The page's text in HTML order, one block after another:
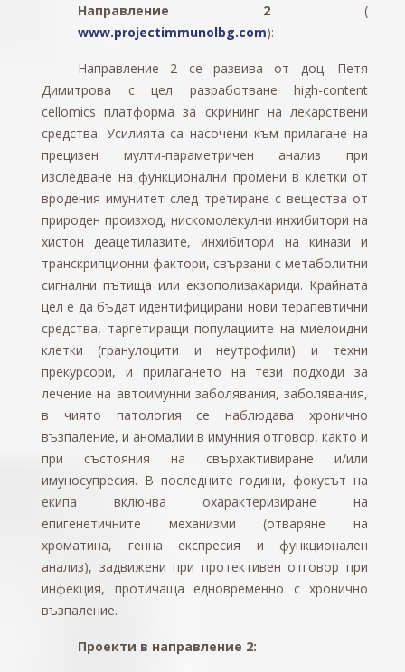
Направление 2 (
www.projectimmunolbg.com):
Направление 2 се развива от доц. Петя
Димитрова с цел разработване high-content
cellomics платформа за скрининг на лекарствени
средства. Усилията са насочени към прилагане на
прецизен мулти-параметричен анализ при
изследване на функционални промени в клетки от
вродения имунитет след третиране с вещества от
природен произход, нискомолекулни инхибитори на
хистон деацетилазите, инхибитори на кинази и
транскрипционни фактори, свързани с метаболитни
сигнални пътища или екзополизахариди. Крайната
цел е да бъдат идентифицирани нови терапевтични
средства, таргетиращи популациите на миелоидни
клетки (гранулоцити и неутрофили) и техни
прекурсори, и прилагането на тези подходи за
лечение на автоимунни заболявания, заболявания,
в чиято патология се наблюдава хронично
възпаление, и аномалии в имунния отговор, както и
при състояния на свърхактивиране и/или
имуносупресия. В последните години, фокусът на
екипа включва охарактеризиране на
епигенетичните механизми (отваряне на
хроматина, генна експресия и функционален
анализ), задвижени при протективен отговор при
инфекция, протичаща едновременно с хронично
възпаление.
Проекти в направление 2: